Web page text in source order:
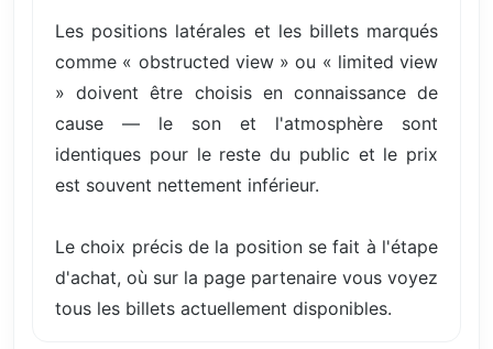
Les positions latérales et les billets marqués
comme « obstructed view » ou « limited view
» doivent être choisis en connaissance de
cause — le son et l'atmosphère sont
identiques pour le reste du public et le prix
est souvent nettement inférieur.
Le choix précis de la position se fait à l'étape
d'achat, où sur la page partenaire vous voyez
tous les billets actuellement disponibles.